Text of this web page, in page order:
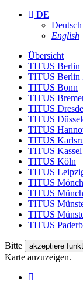
DE
Deutsch
English
Übersicht
TITUS Berlin
TITUS Berlin
TITUS Bonn
TITUS
TITUS
TITUS
TITUS
TITUS
TITUS Kassel
TITUS Köln
TITUS
TITUS
TITUS
TITUS
TITUS
TITUS
Bitte akzeptiere
Karte anzuzeigen.